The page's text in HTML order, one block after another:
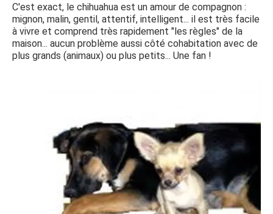
C'est exact, le chihuahua est un amour de compagnon :
mignon, malin, gentil, attentif, intelligent... il est très facile
à vivre et comprend très rapidement "les règles" de la
maison... aucun problème aussi côté cohabitation avec de
plus grands (animaux) ou plus petits... Une fan !